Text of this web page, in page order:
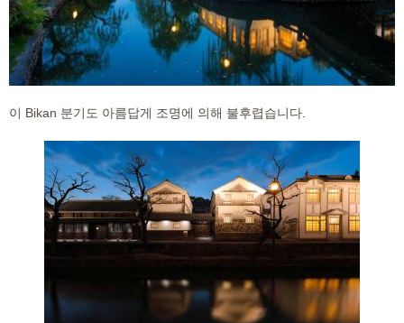
이 Bikan 분기도 아름답게 조명에 의해 불후렵습니다.